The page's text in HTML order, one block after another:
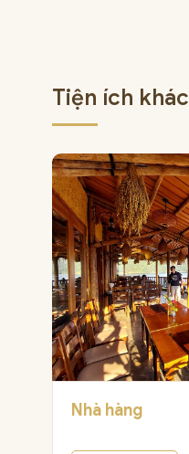
Tiện ích khác
Nhà hàng